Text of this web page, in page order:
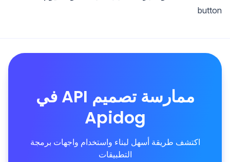
button
ممارسة تصميم API في
Apidog
اكتشف طريقة أسهل لبناء واستخدام واجهات برمجة
التطبيقات